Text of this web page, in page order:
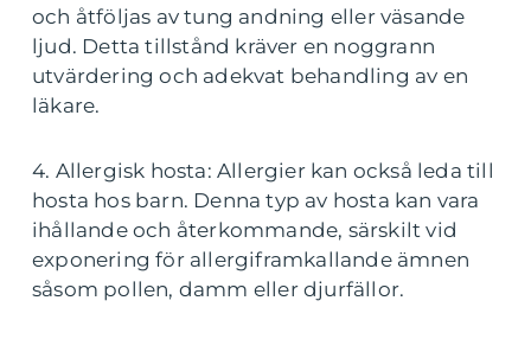
och åtföljas av tung andning eller väsande
ljud. Detta tillstånd kräver en noggrann
utvärdering och adekvat behandling av en
läkare.
4. Allergisk hosta: Allergier kan också leda till
hosta hos barn. Denna typ av hosta kan vara
ihållande och återkommande, särskilt vid
exponering för allergiframkallande ämnen
såsom pollen, damm eller djurfällor.